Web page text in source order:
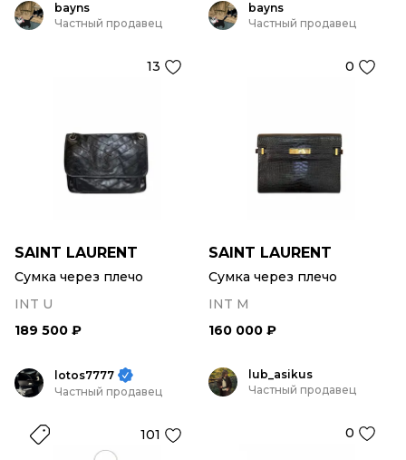
bayns
Частный продавец
13
SAINT LAURENT
Сумка через плечо
INT U
189 500 ₽
bayns
Частный продавец
0
SAINT LAURENT
Сумка через плечо
INT M
160 000 ₽
lotos7777
Частный продавец
101
lub_asikus
Частный продавец
0